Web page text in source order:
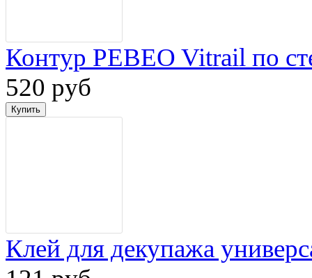
Контур PEBEO Vitrail по
520 руб
Клей для декупажа